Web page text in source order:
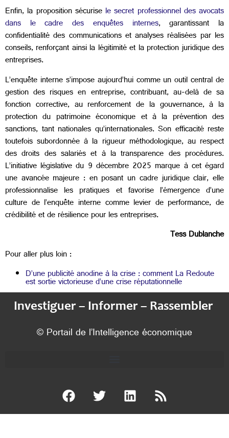
Enfin, la proposition sécurise le secret professionnel des avocats
dans le cadre des enquêtes internes, garantissant la
confidentialité des communications et analyses réalisées par les
conseils, renforçant ainsi la légitimité et la protection juridique des
entreprises.
L’enquête interne s’impose aujourd’hui comme un outil central de
gestion des risques en entreprise, contribuant, au-delà de sa
fonction corrective, au renforcement de la gouvernance, à la
protection du patrimoine économique et à la prévention des
sanctions, tant nationales qu’internationales. Son efficacité reste
toutefois subordonnée à la rigueur méthodologique, au respect
des droits des salariés et à la transparence des procédures.
L’initiative législative du 9 décembre 2025 marque à cet égard
une avancée majeure : en posant un cadre juridique clair, elle
professionnalise les pratiques et favorise l’émergence d’une
culture de l’enquête interne comme levier de performance, de
crédibilité et de résilience pour les entreprises.
Tess Dublanche
Pour aller plus loin :
D’une publicité anodine à la crise : comment La Redoute
est sortie victorieuse d’une crise réputationnelle
Investiguer – Informer – Rassembler
© Portail de l’Intelligence économique